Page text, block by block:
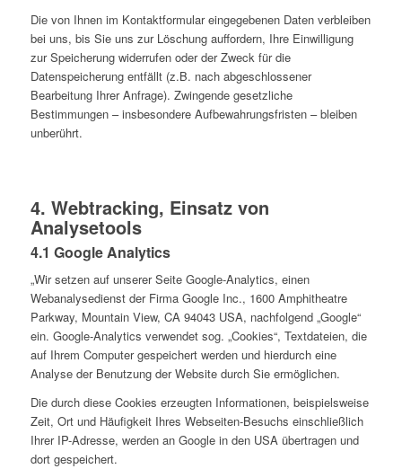
Die von Ihnen im Kontaktformular eingegebenen Daten verbleiben
bei uns, bis Sie uns zur Löschung auffordern, Ihre Einwilligung
zur Speicherung widerrufen oder der Zweck für die
Datenspeicherung entfällt (z.B. nach abgeschlossener
Bearbeitung Ihrer Anfrage). Zwingende gesetzliche
Bestimmungen – insbesondere Aufbewahrungsfristen – bleiben
unberührt.
4. Webtracking, Einsatz von
Analysetools
4.1 Google Analytics
„Wir setzen auf unserer Seite Google-Analytics, einen
Webanalysedienst der Firma Google Inc., 1600 Amphitheatre
Parkway, Mountain View, CA 94043 USA, nachfolgend „Google“
ein. Google-Analytics verwendet sog. „Cookies“, Textdateien, die
auf Ihrem Computer gespeichert werden und hierdurch eine
Analyse der Benutzung der Website durch Sie ermöglichen.
Die durch diese Cookies erzeugten Informationen, beispielsweise
Zeit, Ort und Häufigkeit Ihres Webseiten-Besuchs einschließlich
Ihrer IP-Adresse, werden an Google in den USA übertragen und
dort gespeichert.